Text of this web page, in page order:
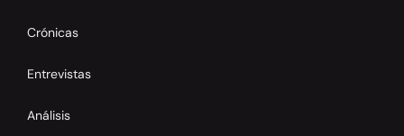
Crónicas
Entrevistas
Análisis